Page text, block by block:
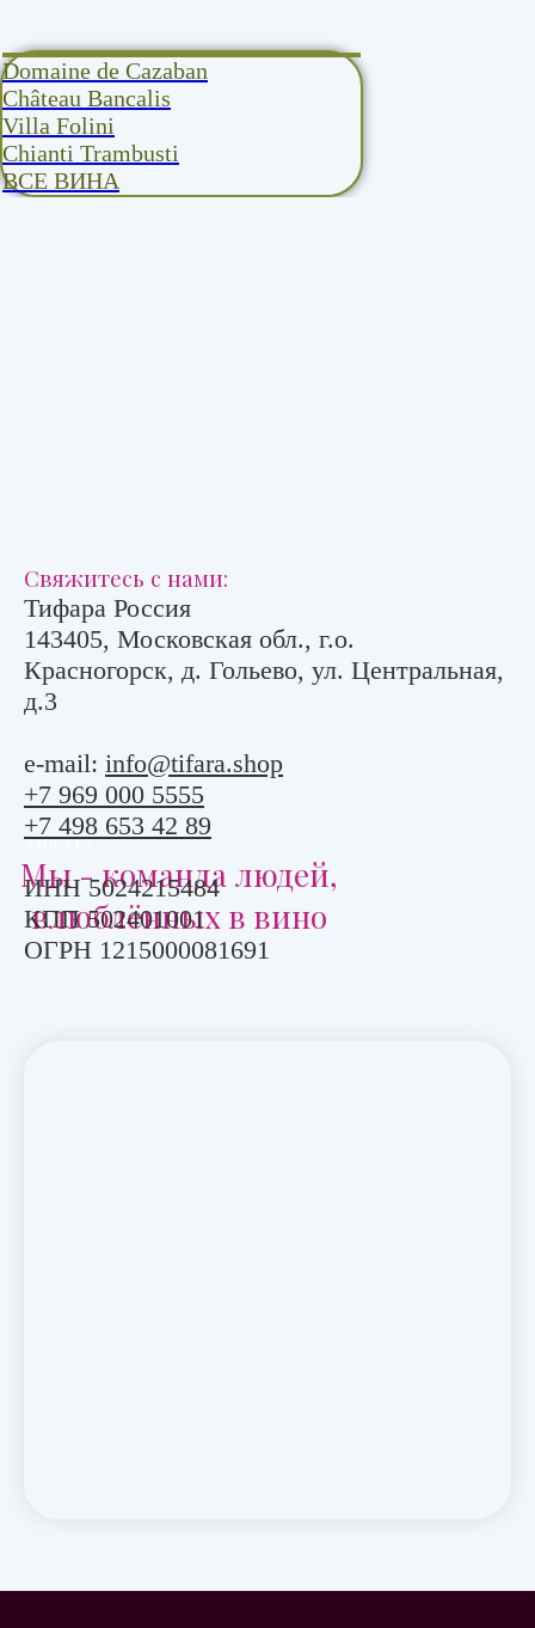
Domaine de Cazaban
Château Bancalis
Villa Folini
Chianti Trambusti
ВСЕ ВИНА
ТИФАРА
Мы - команда людей,
влюблённых в вино
Свяжитесь с нами:
Тифара Россия
143405, Московская обл., г.о.
Красногорск, д. Гольево, ул. Центральная,
д.3
e-mail: info@tifara.shop
+7 969 000 5555
+7 498 653 42 89
ИНН 5024215484
КПП 502401001
ОГРН 1215000081691